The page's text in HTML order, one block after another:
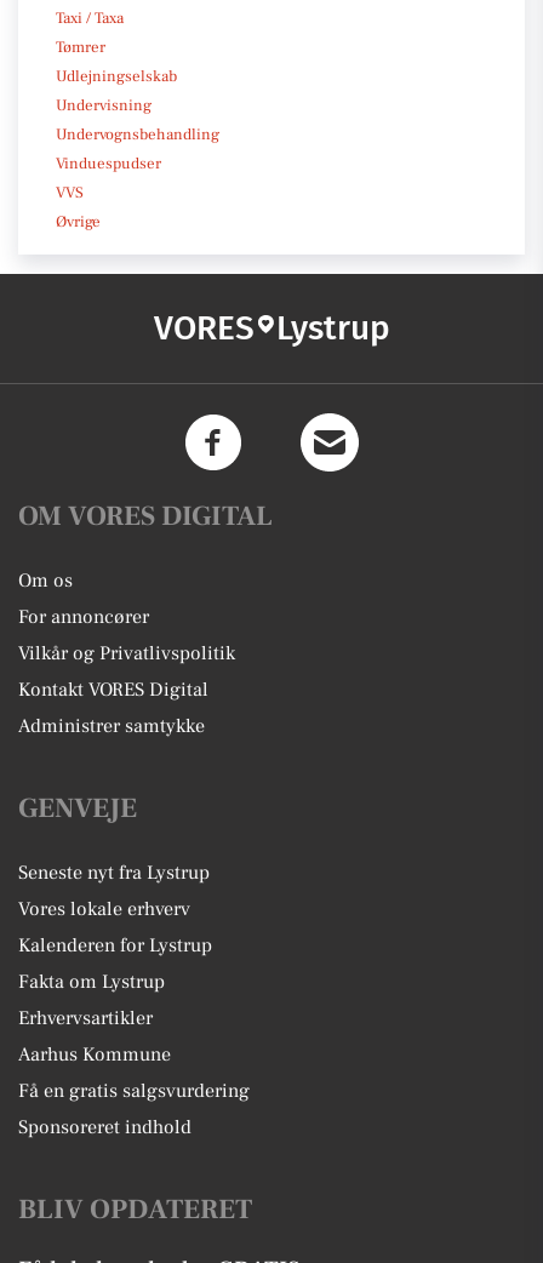
Taxi / Taxa
Tømrer
Udlejningselskab
Undervisning
Undervognsbehandling
Vinduespudser
VVS
Øvrige
VORES Lystrup
OM VORES DIGITAL
Om os
For annoncører
Vilkår og Privatlivspolitik
Kontakt VORES Digital
Administrer samtykke
GENVEJE
Seneste nyt fra Lystrup
Vores lokale erhverv
Kalenderen for Lystrup
Fakta om Lystrup
Erhvervsartikler
Aarhus Kommune
Få en gratis salgsvurdering
Sponsoreret indhold
BLIV OPDATERET